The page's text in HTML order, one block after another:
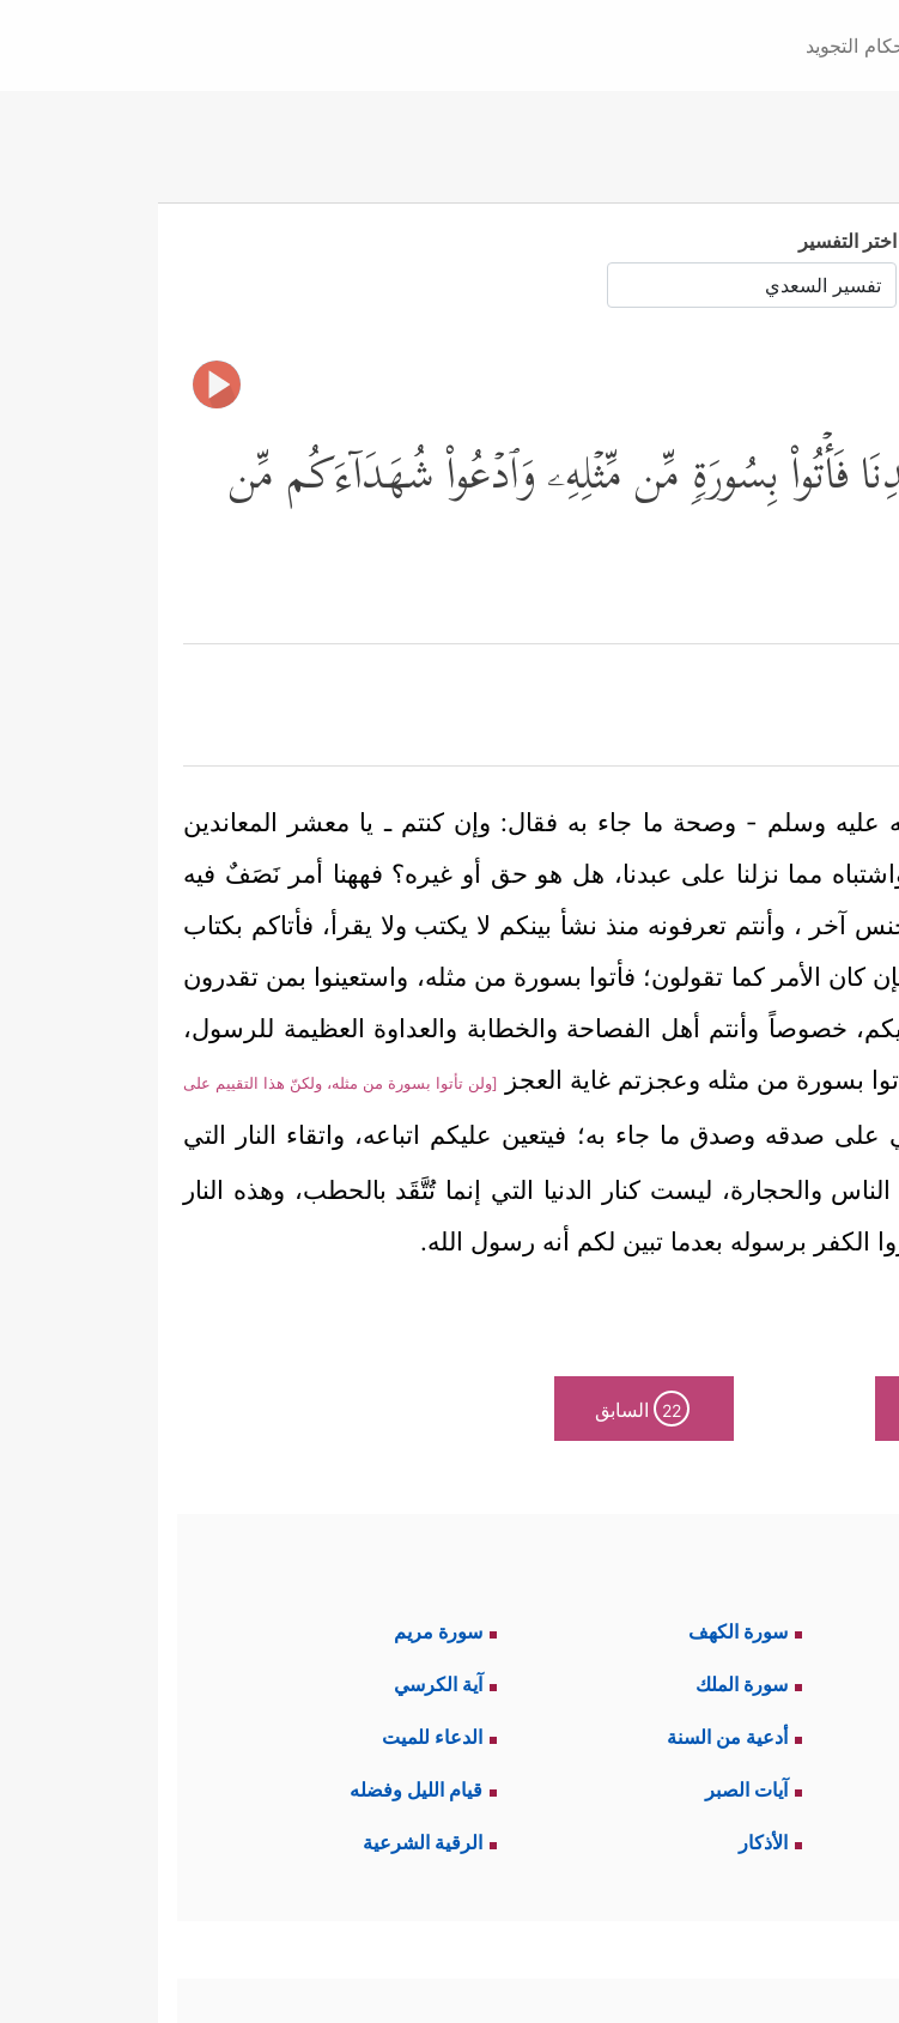
التجويد
اختر التفسير
فَأۡتُواْ بِسُورَةࣲ مِّن مِّثۡلِهِۦ وَٱدۡعُواْ شُهَدَاۤءَكُم مِّن
وسلم - وصحة ما جاء به فقال: وإن كنتم ـ يا معشر المعاندين
مما نزلنا على عبدنا، هل هو حق أو غيره؟ فههنا أمر نَصَفٌ فيه
آخر ، وأنتم تعرفونه منذ نشأ بينكم لا يكتب ولا يقرأ، فأتاكم بكتاب
كان الأمر كما تقولون؛ فأتوا بسورة من مثله، واستعينوا بمن تقدرون
خصوصاً وأنتم أهل الفصاحة والخطابة والعداوة العظيمة للرسول،
بسورة من مثله وعجزتم غاية العجز
[ولن تأتوا بسورة من مثله، ولكنّ هذا التقييم على
صدقه وصدق ما جاء به؛ فيتعين عليكم اتباعه، واتقاء النار التي
والحجارة، ليست كنار الدنيا التي إنما تُتَّقَد بالحطب، وهذه النار
الكفر برسوله بعدما تبين لكم أنه رسول الله.
22 السابق
سورة الكهف سورة مريم
سورة الملك آية الكرسي
أدعية من السنة الدعاء للميت
آيات الصبر قيام الليل وفضله
الأذكار الرقية الشرعية